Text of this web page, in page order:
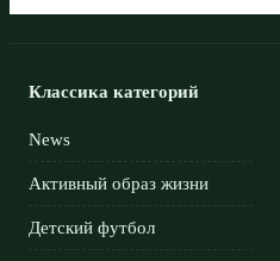
Классика категорий
News
Активный образ жизни
Детский футбол